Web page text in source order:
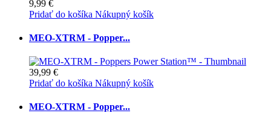
9,99 €
Pridať do košíka Nákupný košík
MEO-XTRM - Popper...
39,99 €
Pridať do košíka Nákupný košík
MEO-XTRM - Popper...